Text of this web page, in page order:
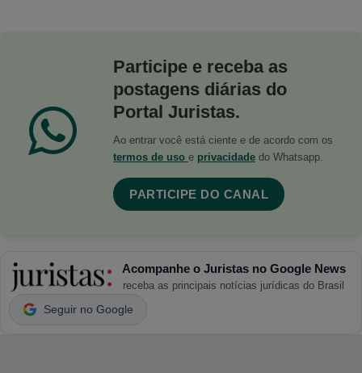
Participe e receba as
postagens diárias do
Portal Juristas.
Ao entrar você está ciente e de acordo com os
termos de uso e privacidade do Whatsapp.
PARTICIPE DO CANAL
Acompanhe o Juristas no Google News
receba as principais notícias jurídicas do Brasil
Seguir no Google